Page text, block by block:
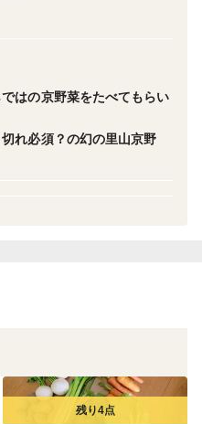
野菜をセットにしまし
さん詰め込みますので、
お求めのお客様はご注文
に来てください！
はの京野菜をたべてもらい
れ必須？の幻の里山京野